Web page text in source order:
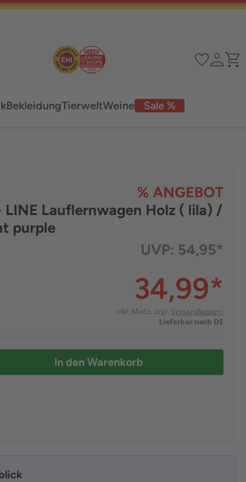
Sale %
BekleidungTierweltWeine
% ANGEBOT
LINE Lauflernwagen Holz ( lila) /
purple
UVP: 54,95*
34,99*
inkl. MwSt. zzgl. Versandkosten:
Lieferbar nach DE
In den Warenkorb